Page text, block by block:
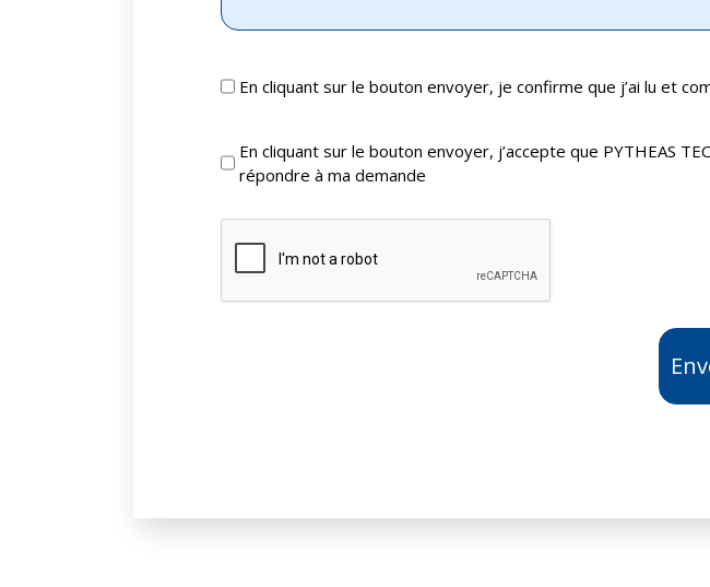
En cliquant sur le bouton envoyer, je confirme que j’ai lu et
En cliquant sur le bouton envoyer, j’accepte que PYTHEAS
répondre à ma demande